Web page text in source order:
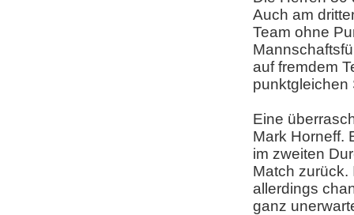
Auch am
Team ohne
auf fremdem
punktgleichen
Eine
Mark Horneff.
im zweiten
Match zurück.
allerdings
ganz